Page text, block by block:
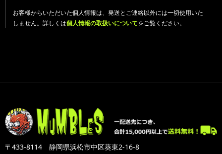
お客様からいただいた個人情報は、発送とご連絡以外には一切使用いた
しません。詳しくは個人情報の取扱いについてをご覧ください。
〒433-8114 静岡県浜松市中区葵東2-16-8